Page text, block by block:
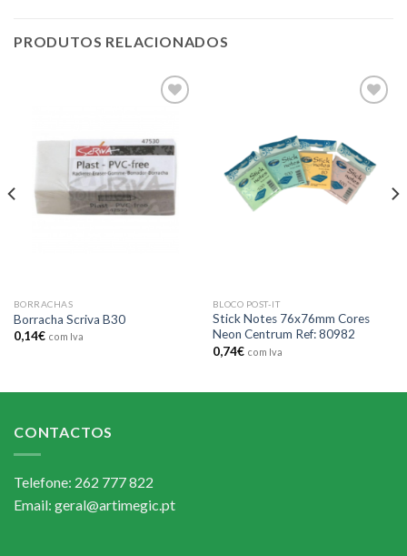
PRODUTOS RELACIONADOS
Add to
wishlist
BORRACHAS
Borracha Scriva B30
0,14€ com Iva
Add to
wishlist
BLOCO POST-IT
Stick Notes 76x76mm Cores
Neon Centrum Ref: 80982
0,74€ com Iva
CONTACTOS
Telefone: 262 777 822
Email: geral@artimegic.pt